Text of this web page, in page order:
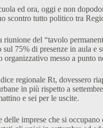
ed ora, oggi e non
scontro tutto politico tra
del “tavolo
sul 75% di presenze in aula
messo a punto
regionale Rt, dovessero
in più rispetto a
e sei per le uscite.
delle imprese che si